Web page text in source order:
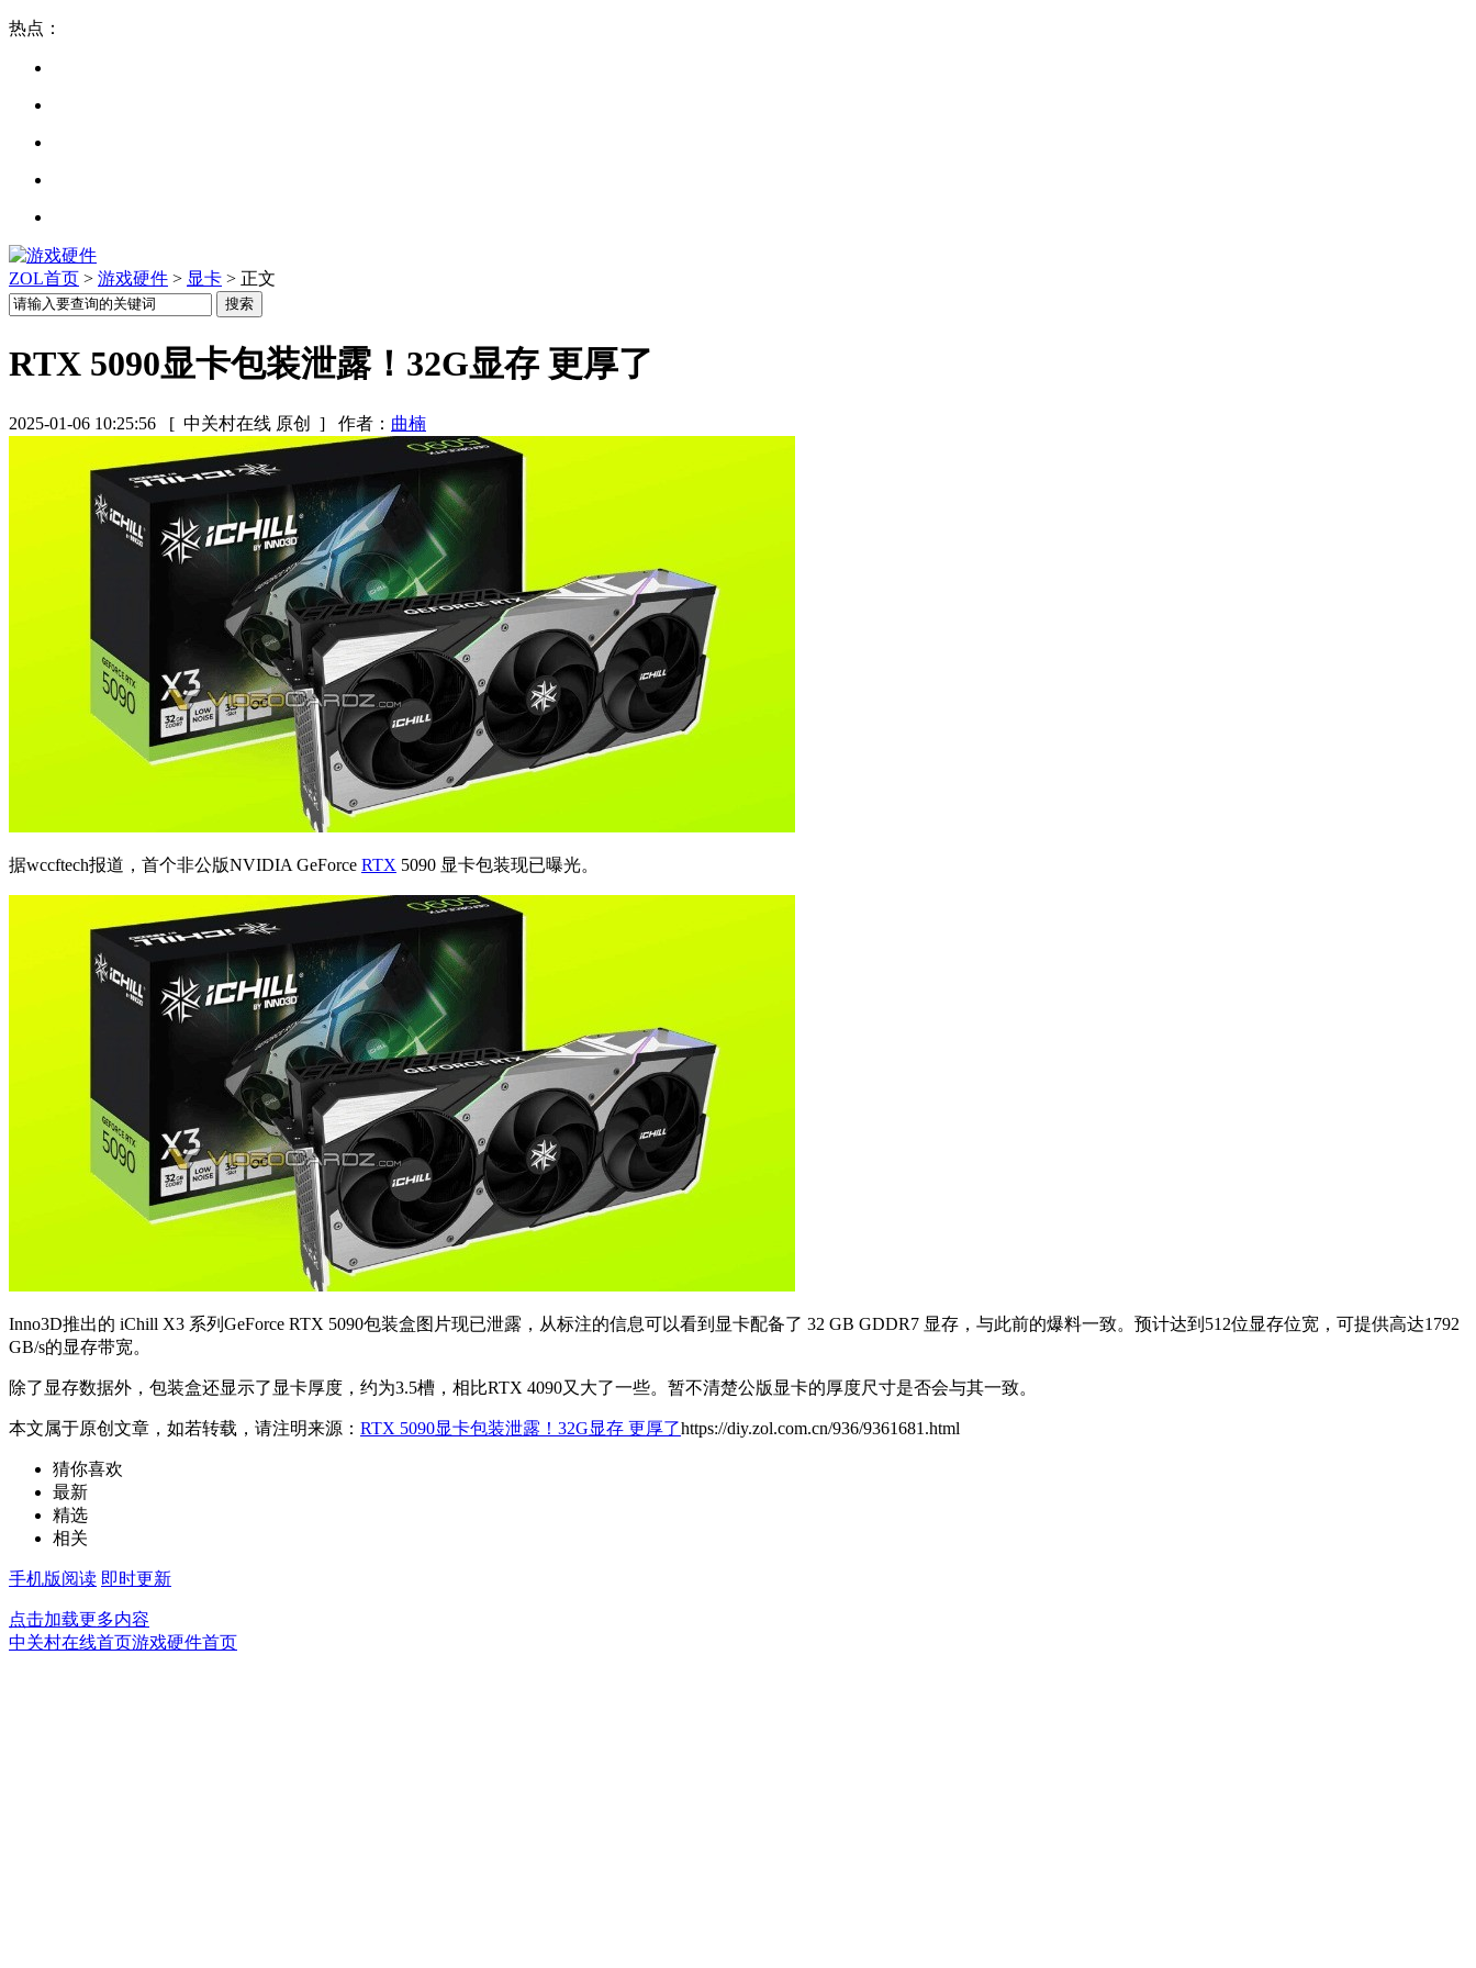
热点：
ZOL首页 > 游戏硬件 > 显卡 > 正文
RTX 5090显卡包装泄露！32G显存 更厚了
2025-01-06 10:25:56 [ 中关村在线 原创 ] 作者： 曲楠
据wccftech报道，首个非公版NVIDIA GeForce RTX 5090 显卡包装现已曝光。
Inno3D推出的 iChill X3 系列GeForce RTX 5090包装盒图片现已泄露，从标注的信息可以看到显卡配备了 32 GB GDDR7 显存，与此前的爆料一致。预计达到512位显存位宽，可提供高达1792
GB/s的显存带宽。
除了显存数据外，包装盒还显示了显卡厚度，约为3.5槽，相比RTX 4090又大了一些。暂不清楚公版显卡的厚度尺寸是否会与其一致。
本文属于原创文章，如若转载，请注明来源： RTX 5090显卡包装泄露！32G显存 更厚了https://diy.zol.com.cn/936/9361681.html
猜你喜欢
最新
精选
相关
手机版阅读 即时更新
点击加载更多内容
中关村在线首页游戏硬件首页